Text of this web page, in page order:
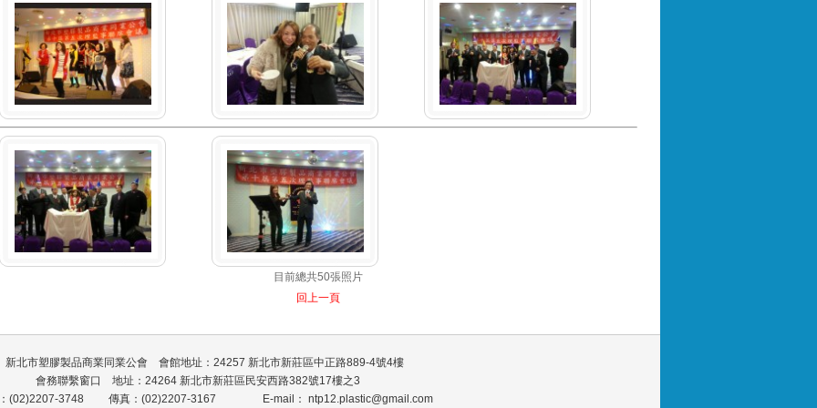
目前總共50張照片
回上一頁
新北市塑膠製品商業同業公會 會館地址：24257 新北市新莊區中正路889-4號4樓
會務聯繫窗口 地址：24264 新北市新莊區民安西路382號17樓之3
：(02)2207-3748 傳真：(02)2207-3167
E-mail： ntp12.plastic@gmail.com